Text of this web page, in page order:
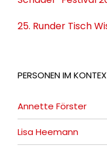
25. Runder Tisch
PERSONEN IM
Annette Förster
Lisa Heemann